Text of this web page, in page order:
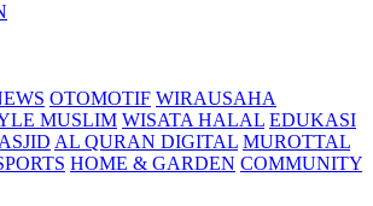
OTOMOTIF WIRAUSAHA
MUSLIM WISATA HALAL EDUKASI
AL QURAN DIGITAL MUROTTAL
HOME & GARDEN COMMUNITY